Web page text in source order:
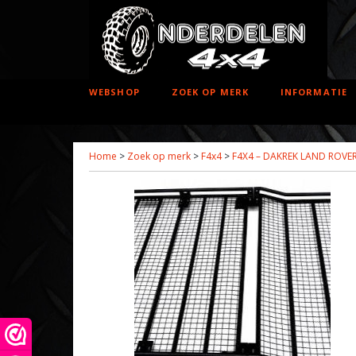
WEBSHOP ZOEK OP MERK INFORMATIE
Home > Zoek op merk > F4x4> F4X4 – DAKREK LAND